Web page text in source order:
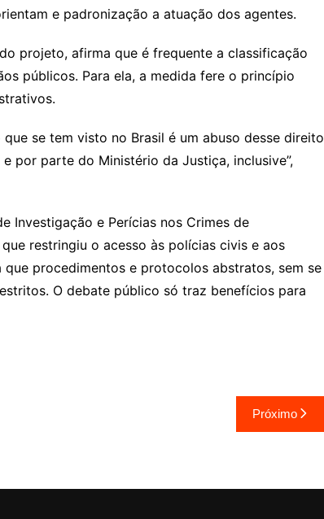
e padronização a atuação dos agentes.
projeto, afirma que é frequente a classificação
públicos. Para ela, a medida fere o princípio
se tem visto no Brasil é um abuso desse direito
por parte do Ministério da Justiça, inclusive”,
Investigação e Perícias nos Crimes de
restringiu o acesso às polícias civis e aos
procedimentos e protocolos abstratos, sem se
O debate público só traz benefícios para
Próximo